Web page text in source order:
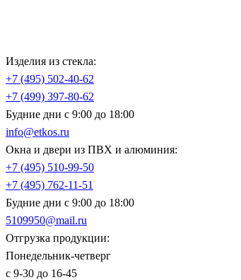
Изделия из стекла:
+7 (495) 502-40-62
+7 (499) 397-80-62
Будние дни с 9:00 до 18:00
info@etkos.ru
Окна и двери из ПВХ и алюминия:
+7 (495) 510-99-50
+7 (495) 762-11-51
Будние дни с 9:00 до 18:00
5109950@mail.ru
Отгрузка продукции:
Понедельник-четверг
с 9-30 до 16-45